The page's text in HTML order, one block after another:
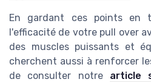
En gardant ces points en
l'efficacité de votre pull over
des muscles puissants et
cherchent aussi à renforcer
de consulter notre article